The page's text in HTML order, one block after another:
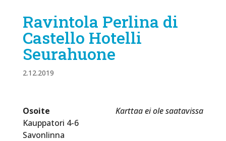
Ravintola Perlina di
Castello Hotelli
Seurahuone
2.12.2019
Karttaa ei ole saatavissa
Osoite
Kauppatori 4-6
Savonlinna